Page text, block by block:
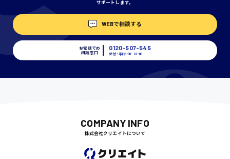
サポートします。
WEBで相談する
お電話での
相談窓口
0120-507-545
受付：平日9:00 - 18:00
COMPANY INFO
株式会社クリエイトについて